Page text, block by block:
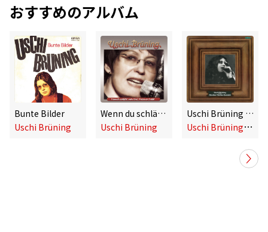
おすすめのアルバム
Bunte Bilder
Uschi Brüning
Wenn du schläfst, mein Kind
Uschi Brüning
Uschi Brüning Und Das Günther Fischer-Quintett
U
schi Brüning,Günther Fischer-Quintett